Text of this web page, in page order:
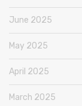
June 2025
May 2025
April 2025
March 2025